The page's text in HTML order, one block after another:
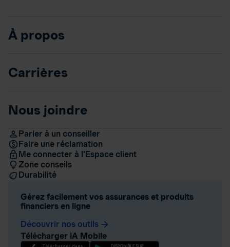
À propos
Carrières
Nous joindre
Parler à un conseiller
Faire une réclamation
Me connecter à l’Espace client
Zone conseils
Durabilité
Gérez facilement vos assurances et produits
financiers en ligne
Découvrir nos outils arrow_forward
Télécharger iA Mobile